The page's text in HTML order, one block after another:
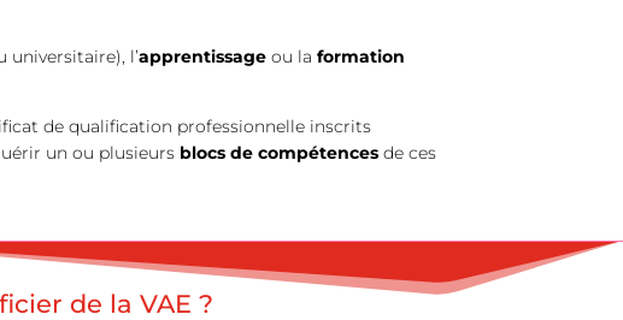
universitaire), l’apprentissage ou la formation
de qualification professionnelle inscrits
un ou plusieurs blocs de compétences de ces
de la VAE ?